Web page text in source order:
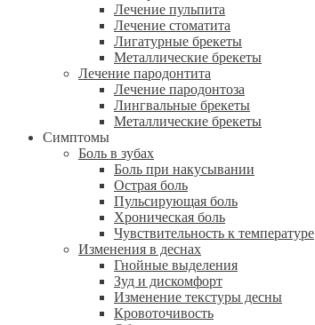
Лечение пульпита
Лечение стоматита
Лигатурные брекеты
Металлические брекеты
Лечение пародонтита
Лечение пародонтоза
Лингвальные брекеты
Металлические брекеты
Симптомы
Боль в зубах
Боль при накусывании
Острая боль
Пульсирующая боль
Хроническая боль
Чувствительность к температуре
Изменения в деснах
Гнойные выделения
Зуд и дискомфорт
Изменение текстуры десны
Кровоточивость